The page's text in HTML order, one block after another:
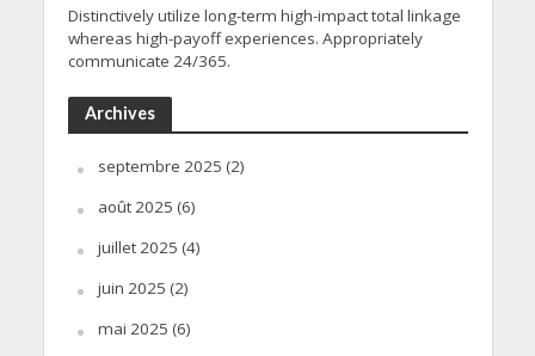
Distinctively utilize long-term high-impact total linkage
whereas high-payoff experiences. Appropriately
communicate 24/365.
Archives
septembre 2025 (2)
août 2025 (6)
juillet 2025 (4)
juin 2025 (2)
mai 2025 (6)